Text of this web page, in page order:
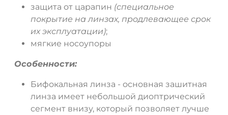
защита от царапин (специальное
покрытие на линзах, продлевающее срок
их эксплуатации);
мягкие носоупоры
Особенности:
Бифокальная линза - основная зашитная
линза имеет небольшой диоптрический
сегмент внизу, который позволяет лучше